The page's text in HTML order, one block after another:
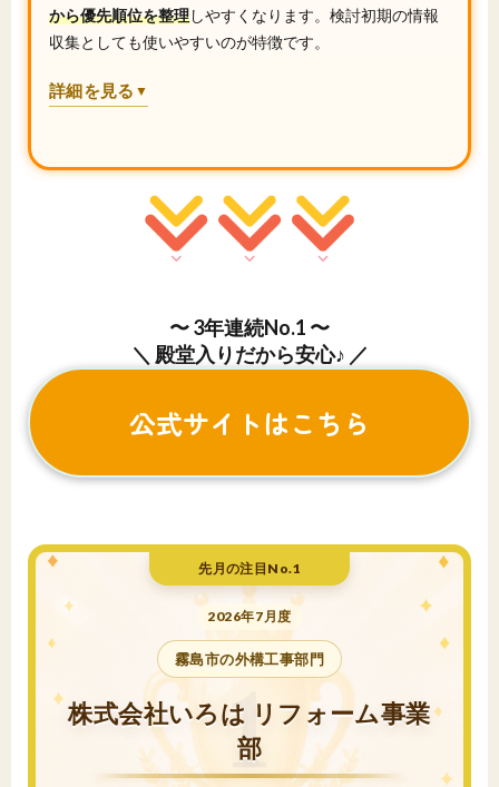
から優先順位を整理しやすくなります。検討初期の情報
収集としても使いやすいのが特徴です。
詳細を見る ▼
〜 3年連続No.1 〜
＼ 殿堂入りだから安心♪ ／
公式サイトはこちら
先月の注目No.1
2026年7月度
霧島市の外構工事部門
株式会社いろは リフォーム事業
部